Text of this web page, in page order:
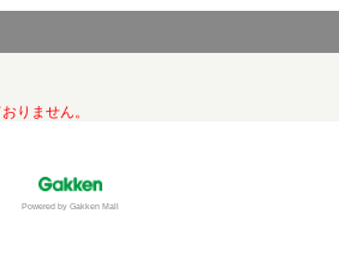
りません。
Powered by Gakken Mall